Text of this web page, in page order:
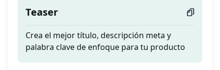
Teaser
Crea el mejor título, descripción meta y
palabra clave de enfoque para tu producto